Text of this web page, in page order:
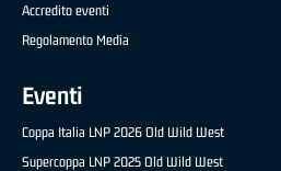
Accredito eventi
Regolamento Media
Eventi
Coppa Italia LNP 2026 Old Wild West
Supercoppa LNP 2025 Old Wild West